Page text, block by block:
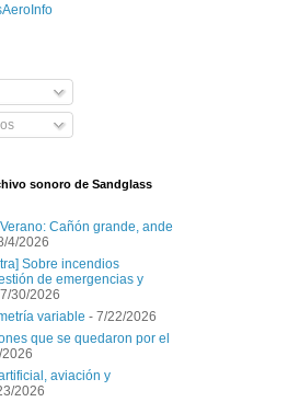
sonoro de Sandglass
Cañón grande, ande
4/2026
Sobre incendios
de emergencias y
30/2026
variable - 7/22/2026
que se quedaron por el
aviación y
2026